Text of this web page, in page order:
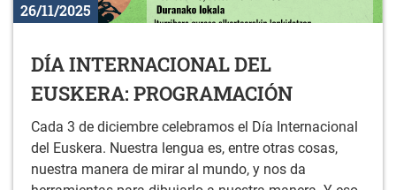
26/11/2025
DÍA INTERNACIONAL DEL
EUSKERA: PROGRAMACIÓN
Cada 3 de diciembre celebramos el Día Internacional
del Euskera. Nuestra lengua es, entre otras cosas,
nuestra manera de mirar al mundo, y nos da